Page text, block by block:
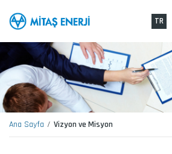
TR
Ana Sayfa Vizyon ve Misyon